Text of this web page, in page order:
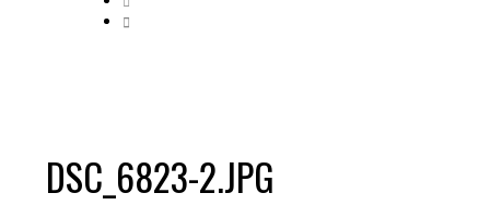
DSC_6823-2.JPG